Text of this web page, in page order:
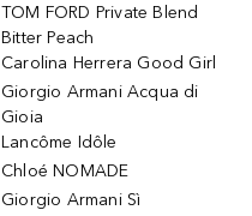
TOM FORD Private Blend
Bitter Peach
Carolina Herrera Good Girl
Giorgio Armani Acqua di
Gioia
Lancôme Idôle
Chloé NOMADE
Giorgio Armani Sì